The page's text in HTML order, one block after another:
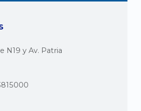
N19 y Av. Patria